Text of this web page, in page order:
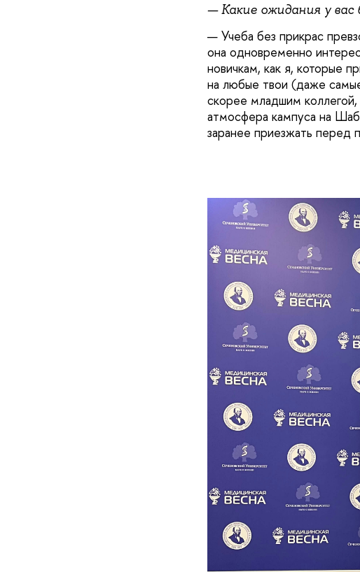
— Какие ожидания у вас
— Учеба без прикрас
она одновременно
новичкам, как я, которые
на любые твои (даже
скорее младшим
атмосфера кампуса на
заранее приезжать перед